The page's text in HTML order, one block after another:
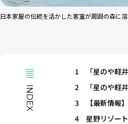
日本家屋の伝統を活かした客室が周囲の森に
INDEX
1
「星のや軽
2
「星のや軽
3
【最新情報
4
星野リゾー